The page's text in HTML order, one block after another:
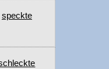
speckte